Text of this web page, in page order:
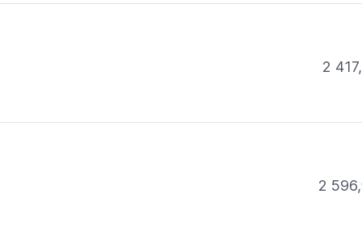
2 417,
2 596,